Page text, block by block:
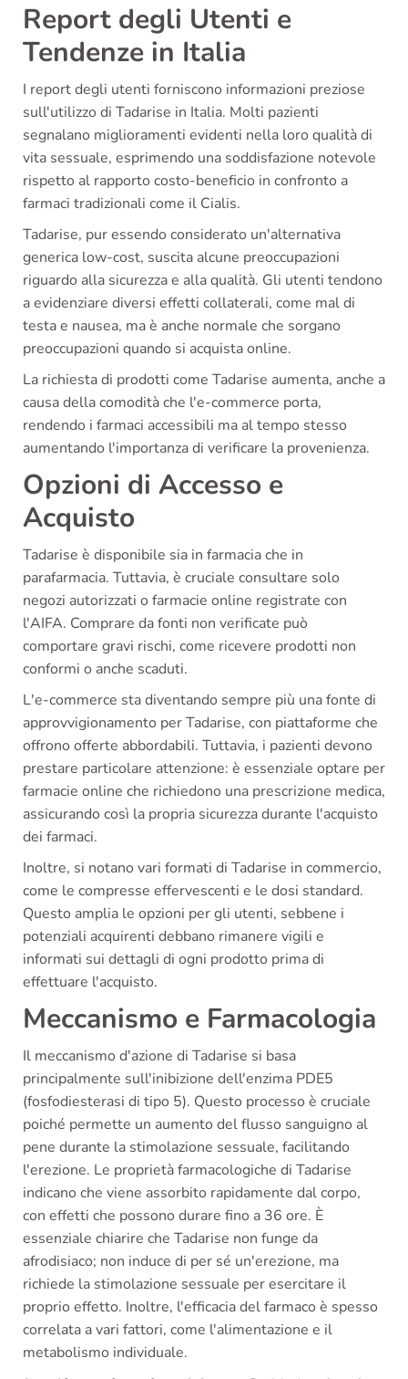
Report degli Utenti e
Tendenze in Italia
I report degli utenti forniscono informazioni preziose
sull'utilizzo di Tadarise in Italia. Molti pazienti
segnalano miglioramenti evidenti nella loro qualità di
vita sessuale, esprimendo una soddisfazione notevole
rispetto al rapporto costo-beneficio in confronto a
farmaci tradizionali come il Cialis.
Tadarise, pur essendo considerato un'alternativa
generica low-cost, suscita alcune preoccupazioni
riguardo alla sicurezza e alla qualità. Gli utenti tendono
a evidenziare diversi effetti collaterali, come mal di
testa e nausea, ma è anche normale che sorgano
preoccupazioni quando si acquista online.
La richiesta di prodotti come Tadarise aumenta, anche a
causa della comodità che l'e-commerce porta,
rendendo i farmaci accessibili ma al tempo stesso
aumentando l'importanza di verificare la provenienza.
Opzioni di Accesso e
Acquisto
Tadarise è disponibile sia in farmacia che in
parafarmacia. Tuttavia, è cruciale consultare solo
negozi autorizzati o farmacie online registrate con
l'AIFA. Comprare da fonti non verificate può
comportare gravi rischi, come ricevere prodotti non
conformi o anche scaduti.
L'e-commerce sta diventando sempre più una fonte di
approvvigionamento per Tadarise, con piattaforme che
offrono offerte abbordabili. Tuttavia, i pazienti devono
prestare particolare attenzione: è essenziale optare per
farmacie online che richiedono una prescrizione medica,
assicurando così la propria sicurezza durante l'acquisto
dei farmaci.
Inoltre, si notano vari formati di Tadarise in commercio,
come le compresse effervescenti e le dosi standard.
Questo amplia le opzioni per gli utenti, sebbene i
potenziali acquirenti debbano rimanere vigili e
informati sui dettagli di ogni prodotto prima di
effettuare l'acquisto.
Meccanismo e Farmacologia
Il meccanismo d'azione di Tadarise si basa
principalmente sull'inibizione dell'enzima PDE5
(fosfodiesterasi di tipo 5). Questo processo è cruciale
poiché permette un aumento del flusso sanguigno al
pene durante la stimolazione sessuale, facilitando
l'erezione. Le proprietà farmacologiche di Tadarise
indicano che viene assorbito rapidamente dal corpo,
con effetti che possono durare fino a 36 ore. È
essenziale chiarire che Tadarise non funge da
afrodisiaco; non induce di per sé un'erezione, ma
richiede la stimolazione sessuale per esercitare il
proprio effetto. Inoltre, l'efficacia del farmaco è spesso
correlata a vari fattori, come l'alimentazione e il
metabolismo individuale.